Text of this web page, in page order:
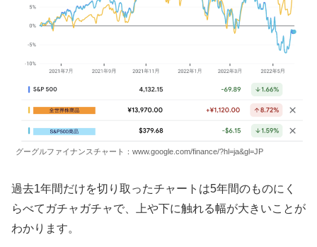
グーグルファイナンスチャート：www.google.com/finance/?hl=ja&gl=JP
過去1年間だけを切り取ったチャートは5年間のものにく
らべてガチャガチャで、上や下に触れる幅が大きいことが
わかります。